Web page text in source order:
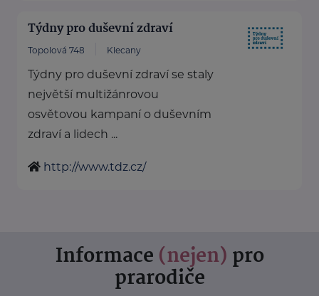
Týdny pro duševní zdraví
Topolová 748 Klecany
Týdny pro duševní zdraví se staly
největší multižánrovou
osvětovou kampaní o duševním
zdraví a lidech ...
http://www.tdz.cz/
Informace (nejen) pro
prarodiče